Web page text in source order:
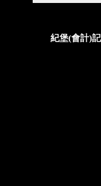
紀堡(會計)